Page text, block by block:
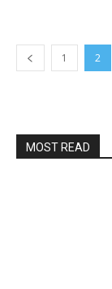
1 2
MOST READ